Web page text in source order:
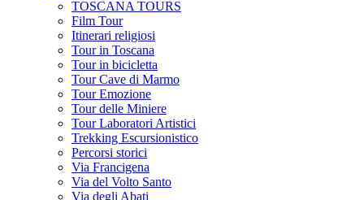
TOSCANA TOURS
Film Tour
Itinerari religiosi
Tour in Toscana
Tour in bicicletta
Tour Cave di Marmo
Tour Emozione
Tour delle Miniere
Tour Laboratori Artistici
Trekking Escursionistico
Percorsi storici
Via Francigena
Via del Volto Santo
Via degli Abati